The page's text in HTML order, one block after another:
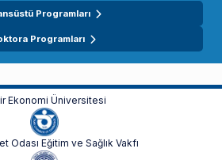
Programları
Programları
Ekonomi Üniversitesi
Odası Eğitim ve Sağlık Vakfı